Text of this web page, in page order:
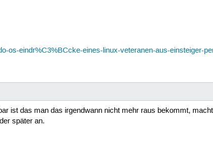
os-eindr%C3%BCcke-eines-linux-veteranen-aus-einsteiger-
ist das man das irgendwann nicht mehr raus bekommt,
später an.